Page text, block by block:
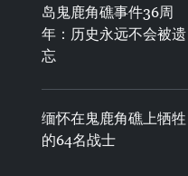
岛鬼鹿角礁事件36周
年：历史永远不会被遗
忘
缅怀在鬼鹿角礁上牺牲
的64名战士